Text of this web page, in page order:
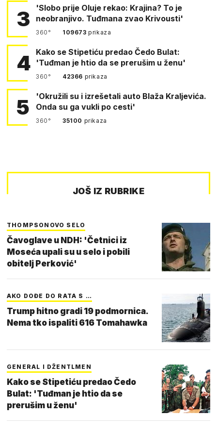
3
'Slobo prije Oluje rekao: Krajina? To je
neobranjivo. Tuđmana zvao Krivousti'
360° 109673prikaza
4 Kako se Stipetiću predao Čedo Bulat:
'Tuđman je htio da se prerušim u ženu'
360° 42366 prikaza
5
'Okružili su i izrešetali auto Blaža Kraljevića.
Onda su ga vukli po cesti'
360° 35100 prikaza
JOŠ IZ RUBRIKE
THOMPSONOVO SELO
Čavoglave u NDH: 'Četnici iz
Moseća upali su u selo i pobili
obitelj Perković'
AKO DOĐE DO RATA S …
Trump hitno gradi 19 podmornica.
Nema tko ispaliti 616 Tomahawka
GENERAL I DŽENTLMEN
Kako se Stipetiću predao Čedo
Bulat: 'Tuđman je htio da se
prerušim u ženu'